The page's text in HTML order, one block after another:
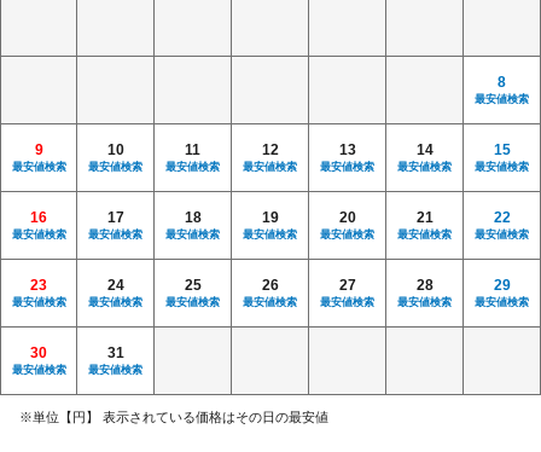
8
最安値検索
9
最安値検索
10
最安値検索
11
最安値検索
12
最安値検索
13
最安値検索
14
最安値検索
15
最安値検索
16
最安値検索
17
最安値検索
18
最安値検索
19
最安値検索
20
最安値検索
21
最安値検索
22
最安値検索
23
最安値検索
24
最安値検索
25
最安値検索
26
最安値検索
27
最安値検索
28
最安値検索
29
最安値検索
30
最安値検索
31
最安値検索
※単位【円】 表示されている価格はその日の最安値